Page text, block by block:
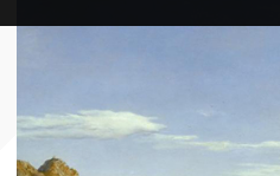
Cerca nel sito